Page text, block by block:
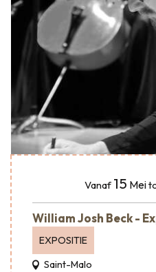
Vanaf 15 Mei
William Josh Beck -
EXPOSITIE
Saint-Malo